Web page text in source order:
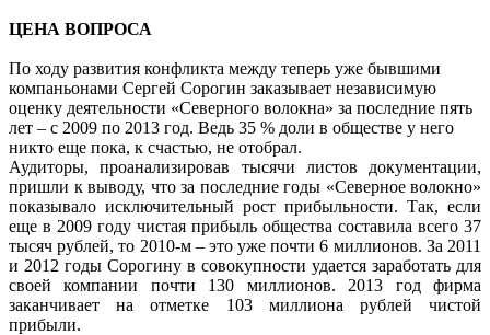
ЦЕНА ВОПРОСА
По ходу развития конфликта между теперь уже бывшими
компаньонами Сергей Сорогин заказывает независимую
оценку деятельности «Северного волокна» за последние пять
лет – с 2009 по 2013 год. Ведь 35 % доли в обществе у него
никто еще пока, к счастью, не отобрал.
Аудиторы, проанализировав тысячи листов документации,
пришли к выводу, что за последние годы «Северное волокно»
показывало исключительный рост прибыльности. Так, если
еще в 2009 году чистая прибыль общества составила всего 37
тысяч рублей, то 2010-м – это уже почти 6 миллионов. За 2011
и 2012 годы Сорогину в совокупности удается заработать для
своей компании почти 130 миллионов. 2013 год фирма
заканчивает на отметке 103 миллиона рублей чистой
прибыли.